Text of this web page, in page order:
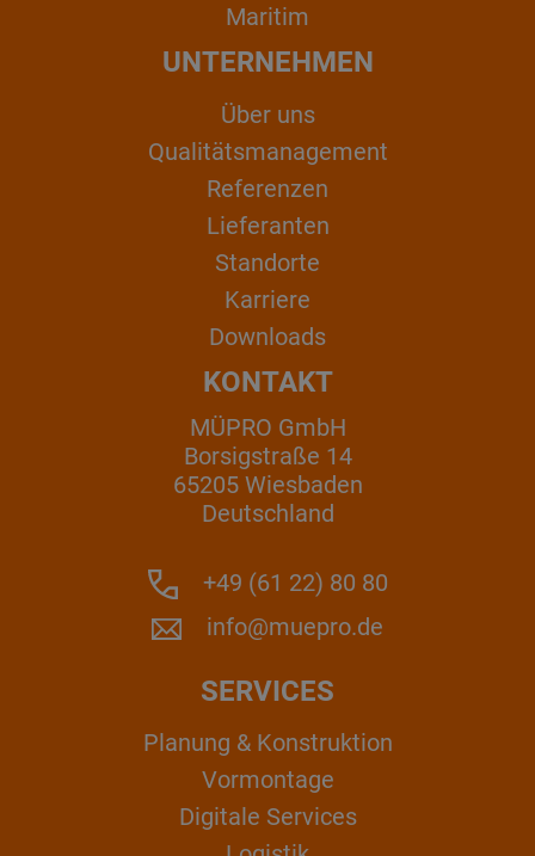
Maritim
UNTERNEHMEN
Über uns
Qualitätsmanagement
Referenzen
Lieferanten
Standorte
Karriere
Downloads
KONTAKT
MÜPRO GmbH
Borsigstraße 14
65205 Wiesbaden
Deutschland
+49 (61 22) 80 80
info@muepro.de
SERVICES
Planung & Konstruktion
Vormontage
Digitale Services